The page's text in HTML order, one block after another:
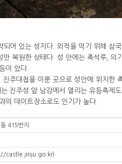
되어 있는 성지다. 외적을 막기 위해 삼
만 복원한 상태다. 성 안에는 촉석루, 의
이 있다.
주대첩을 이룬 곳으로 성안에 위치한
진주성 앞 남강에서 열리는 유등축제
의 데이트장소로도 인기가 높다.
415번지
castle.jinju.go.kr)